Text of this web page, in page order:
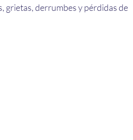
grietas, derrumbes y pérdidas de